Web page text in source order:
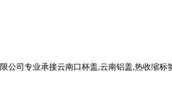
司专业承接云南口杯盖,云南铝盖,热收缩标